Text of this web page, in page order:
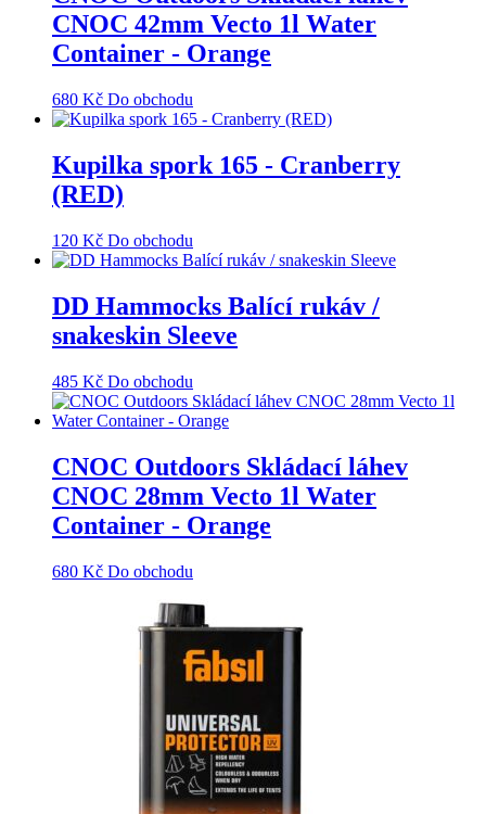
CNOC 42mm Vecto 1l Water
Container - Orange
680 Kč Do obchodu
Kupilka spork 165 - Cranberry
(RED)
120 Kč Do obchodu
DD Hammocks Balící rukáv /
snakeskin Sleeve
485 Kč Do obchodu
CNOC Outdoors Skládací láhev
CNOC 28mm Vecto 1l Water
Container - Orange
680 Kč Do obchodu